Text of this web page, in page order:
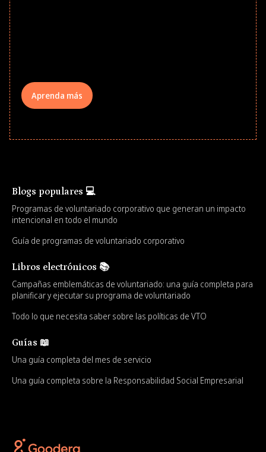
Aprenda más
Blogs populares 💻
Programas de voluntariado corporativo que generan un impacto
intencional en todo el mundo
Guía de programas de voluntariado corporativo
Libros electrónicos 📚
Campañas emblemáticas de voluntariado: una guía completa para
planificar y ejecutar su programa de voluntariado
Todo lo que necesita saber sobre las políticas de VTO
Guías 📖
Una guía completa del mes de servicio
Una guía completa sobre la Responsabilidad Social Empresarial